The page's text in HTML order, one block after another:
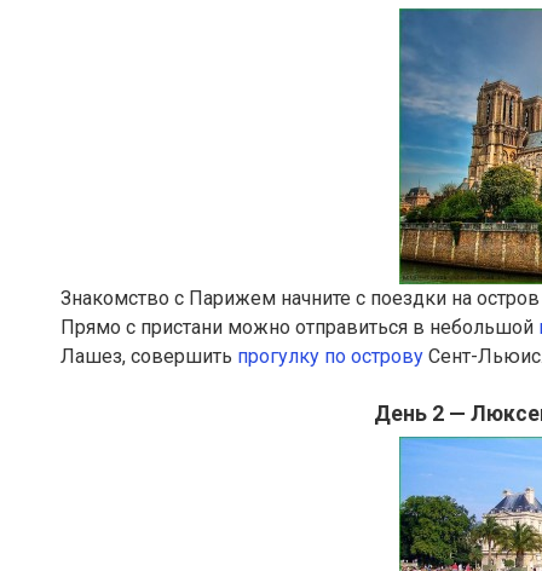
Знакомство с Парижем начните с поездки на
Прямо с пристани можно отправиться в небольшой
Лашез, совершить прогулку по острову Сент-
День 2 —